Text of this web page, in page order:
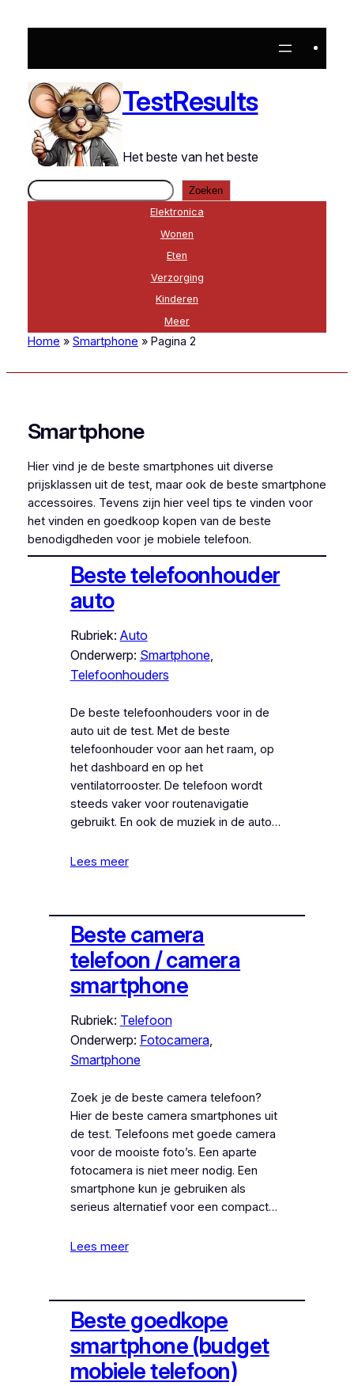
TestResults
Het beste van het beste
Zoeken
Zoeken
Elektronica
Wonen
Eten
Verzorging
Kinderen
Meer
Home » Smartphone »Pagina 2
Smartphone
Hier vind je de beste smartphones uit diverse
prijsklassen uit de test, maar ook de beste smartphone
accessoires. Tevens zijn hier veel tips te vinden voor
het vinden en goedkoop kopen van de beste
benodigdheden voor je mobiele telefoon.
Beste telefoonhouder
auto
Rubriek: Auto
Onderwerp: Smartphone
Telefoonhouders
De beste telefoonhouders voor in de
auto uit de test. Met de beste
telefoonhouder voor aan het raam, op
het dashboard en op het
ventilatorrooster. De telefoon wordt
steeds vaker voor routenavigatie
gebruikt. En ook de muziek in de auto…
Lees meer
Beste camera
telefoon / camera
smartphone
Rubriek: Telefoon
Onderwerp: Fotocamera
Smartphone
Zoek je de beste camera telefoon?
Hier de beste camera smartphones uit
de test. Telefoons met goede camera
voor de mooiste foto’s. Een aparte
fotocamera is niet meer nodig. Een
smartphone kun je gebruiken als
serieus alternatief voor een compact…
Lees meer
Beste goedkope
smartphone (budget
mobiele telefoon)